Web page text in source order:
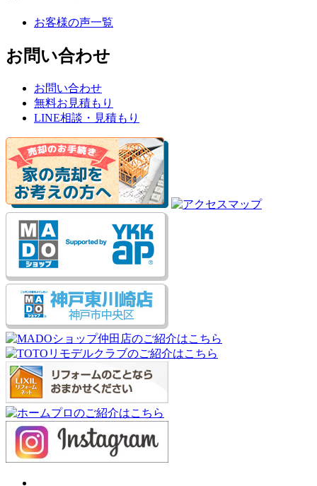
お客様の声一覧
お問い合わせ
お問い合わせ
無料お見積もり
LINE相談・見積もり